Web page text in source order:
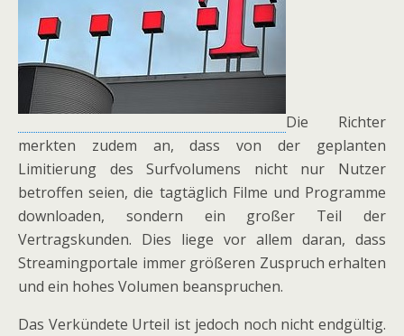
Die Richter
merkten zudem an, dass von der geplanten
Limitierung des Surfvolumens nicht nur Nutzer
betroffen seien, die tagtäglich Filme und Programme
downloaden, sondern ein großer Teil der
Vertragskunden. Dies liege vor allem daran, dass
Streamingportale immer größeren Zuspruch erhalten
und ein hohes Volumen beanspruchen.
Das Verkündete Urteil ist jedoch noch nicht endgültig.